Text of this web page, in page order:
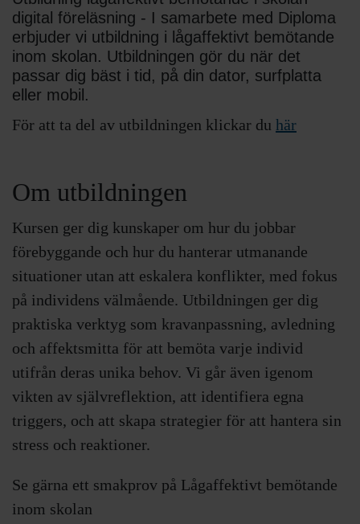
digital föreläsning - I samarbete med Diploma
erbjuder vi utbildning i lågaffektivt bemötande
inom skolan. Utbildningen gör du när det
passar dig bäst i tid, på din dator, surfplatta
eller mobil.
För att ta del av utbildningen klickar du här
Om utbildningen
Kursen ger dig kunskaper om hur du jobbar
förebyggande och hur du hanterar utmanande
situationer utan att eskalera konflikter, med fokus
på individens välmående. Utbildningen ger dig
praktiska verktyg som kravanpassning, avledning
och affektsmitta för att bemöta varje individ
utifrån deras unika behov. Vi går även igenom
vikten av självreflektion, att identifiera egna
triggers, och att skapa strategier för att hantera sin
stress och reaktioner.
Se gärna ett smakprov på Lågaffektivt bemötande
inom skolan